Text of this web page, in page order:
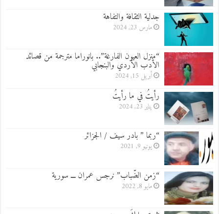
جدلية الثقافة والتفاهة
مارس 23, 2024
“منزل العيون الفارغة”.. بانوراما مترجمة من قصائد
الأدب الأردي والبنجابي
أبريل 15, 2024
رأيتُ في ما رأيتُ
يناير 23, 2024
“ربما ” بادر سيف / الجزائر
يونيو 9, 2021
“زمن الضّباب” نرجس عمران ـــ سورية
مايو 8, 2022